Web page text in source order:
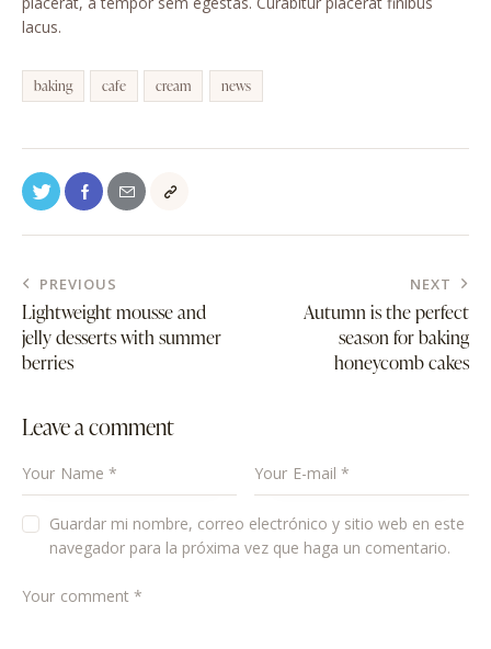
lacus.
baking cafe cream news
PREVIOUS
Lightweight mousse and
jelly desserts with summer
berries
NEXT
Autumn is the perfect
season for baking
honeycomb cakes
Leave a comment
Guardar mi nombre, correo electrónico y sitio web en este
navegador para la próxima vez que haga un comentario.